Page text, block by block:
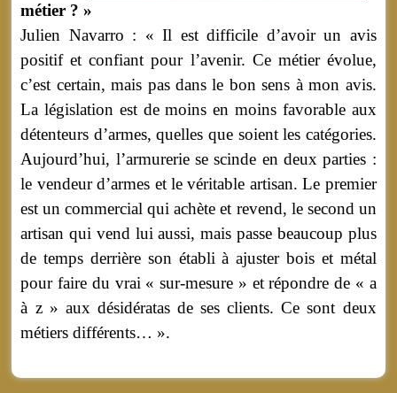
métier ? »
Julien Navarro : « Il est difficile d’avoir un avis
positif et confiant pour l’avenir. Ce métier évolue,
c’est certain, mais pas dans le bon sens à mon avis.
La législation est de moins en moins favorable aux
détenteurs d’armes, quelles que soient les catégories.
Aujourd’hui, l’armurerie se scinde en deux parties :
le vendeur d’armes et le véritable artisan. Le premier
est un commercial qui achète et revend, le second un
artisan qui vend lui aussi, mais passe beaucoup plus
de temps derrière son établi à ajuster bois et métal
pour faire du vrai « sur-mesure » et répondre de « a
à z » aux désidératas de ses clients. Ce sont deux
métiers différents… ».